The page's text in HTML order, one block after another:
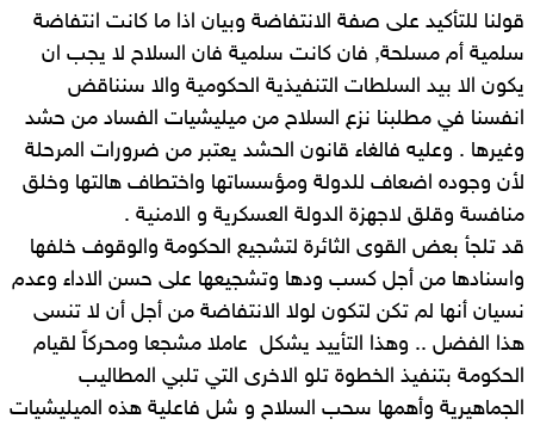
قولنا للتأكيد على صفة الانتفاضة وبيان اذا ما كانت انتفاضة
سلمية أم مسلحة, فان كانت سلمية فان السلاح لا يجب ان
يكون الا بيد السلطات التنفيذية الحكومية والا سنناقض
انفسنا في مطلبنا نزع السلاح من ميليشيات الفساد من حشد
وغيرها . وعليه فالغاء قانون الحشد يعتبر من ضرورات المرحلة
لأن وجوده اضعاف للدولة ومؤسساتها واختطاف هالتها وخلق
منافسة وقلق لاجهزة الدولة العسكرية و الامنية .
قد تلجأ بعض القوى الثائرة لتشجيع الحكومة والوقوف خلفها
واسنادها من أجل كسب ودها وتشجيعها على حسن الاداء وعدم
نسيان أنها لم تكن لتكون لولا الانتفاضة من أجل أن لا تنسى
هذا الفضل .. وهذا التأييد يشكل عاملا مشجعا ومحركاً لقيام
الحكومة بتنفيذ الخطوة تلو الاخرى التي تلبي المطاليب
الجماهيرية وأهمها سحب السلاح و شل فاعلية هذه الميليشيات